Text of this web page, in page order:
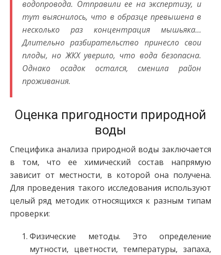
водопровода. Отправили ее на экспертизу, и
тут выяснилось, что в образце превышена в
несколько раз концентрация мышьяка…
Длительно разбирательство принесло свои
плоды, но ЖКХ уверило, что вода безопасна.
Однако осадок остался, сменила район
проживания.
Оценка пригодности природной
воды
Специфика анализа природной воды заключается
в том, что ее химический состав напрямую
зависит от местности, в которой она получена.
Для проведения такого исследования используют
целый ряд методик относящихся к разным типам
проверки:
Физические методы. Это определение
мутности, цветности, температуры, запаха,